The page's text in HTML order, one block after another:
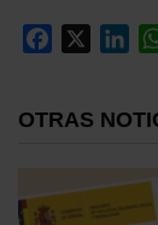
Facebook
OTRAS